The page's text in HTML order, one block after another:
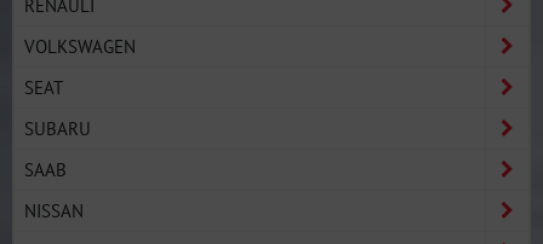
VOLKSWAGEN
SEAT
SUBARU
SAAB
NISSAN